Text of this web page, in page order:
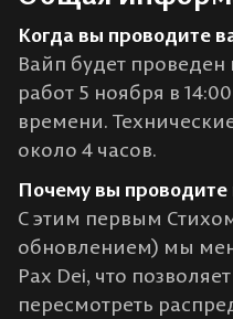
Когда вы проводите
Вайп будет
работ 5 ноября в
времени.
около 4 часов.
Почему вы проводите
С этим первым
обновлением) мы
Pax Dei, что
пересмотреть